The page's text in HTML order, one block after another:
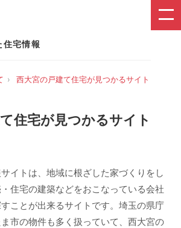
住宅情報
西大宮の戸建て住宅が見つかるサイト
住宅が見つかるサイト
イトは、地域に根ざした家づくりをし
住宅の建築などをおこなっている会社
ことが出来るサイトです。埼玉の県庁
市の物件も多く扱っていて、西大宮の